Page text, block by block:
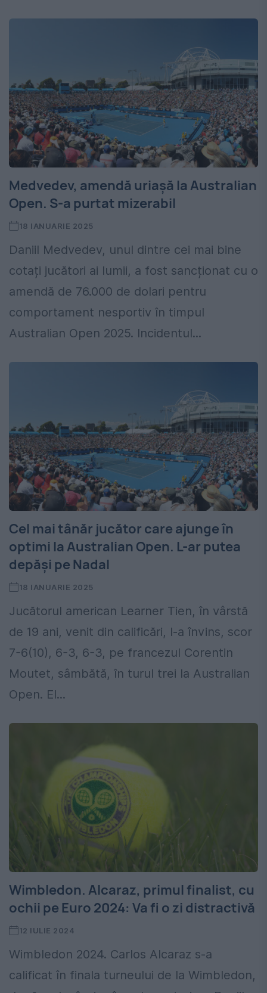
Medvedev, amendă uriașă la Australian
Open. S-a purtat mizerabil
18 IANUARIE 2025
Daniil Medvedev, unul dintre cei mai bine
cotați jucători ai lumii, a fost sancționat cu o
amendă de 76.000 de dolari pentru
comportament nesportiv în timpul
Australian Open 2025. Incidentul...
Cel mai tânăr jucător care ajunge în
optimi la Australian Open. L-ar putea
depăși pe Nadal
18 IANUARIE 2025
Jucătorul american Learner Tien, în vârstă
de 19 ani, venit din calificări, l-a învins, scor
7-6(10), 6-3, 6-3, pe francezul Corentin
Moutet, sâmbătă, în turul trei la Australian
Open. El...
Wimbledon. Alcaraz, primul finalist, cu
ochii pe Euro 2024: Va fi o zi distractivă
12 IULIE 2024
Wimbledon 2024. Carlos Alcaraz s-a
calificat în finala turneului de la Wimbledon,